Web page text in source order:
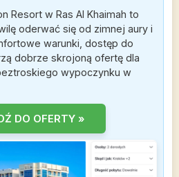
Resort w Ras Al Khaimah to
oderwać się od zimnej aury i
warunki, dostęp do
dobrze skrojoną ofertę dla
wypoczynku w
DO OFERTY »